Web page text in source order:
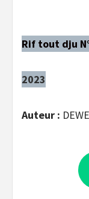
Rif tout dju
2023
Auteur :